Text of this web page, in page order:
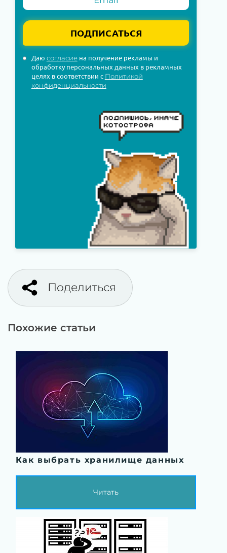
ПОДПИСАТЬСЯ
Даю согласиена получение рекламы и
обработку персональных данных в рекламных
целях в соответствии с Политикой
конфиденциальности
Поделиться
Похожие статьи
Как выбрать хранилище данных
Читать